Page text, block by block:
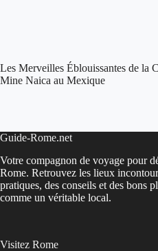
Les Merveilles Éblouissantes de la
Mine Naica au Mexique
Guide-Rome.net
Votre compagnon de voyage pour
Rome. Retrouvez les lieux
pratiques, des conseils et des bons
comme un véritable local.
Visitez Rome